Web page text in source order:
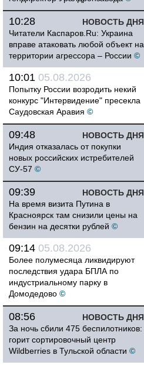
НОВОСТЬ ДНЯ
10:28
Читатели Каспаров.Ru: Украина
вправе атаковать любой объект на
территории агрессора – России ©
10:01 05.08.2026
Попытку России возродить некий
конкурс "Интервидение" пресекла
Саудовская Аравия ©
НОВОСТЬ ДНЯ
09:48
Индия отказалась от покупки
новых российских истребителей
СУ-57 ©
НОВОСТЬ ДНЯ
09:39
На время визита Путина в
Красноярск там снизили цены на
бензин на десятки рублей ©
09:14 05.08.2026
Более полумесяца ликвидируют
последствия удара БПЛА по
индустриальному парку в
Домодедово ©
НОВОСТЬ ДНЯ
08:56
За ночь сбили 475 беспилотников:
горит сортировочный центр
Wildberries в Тульской области ©